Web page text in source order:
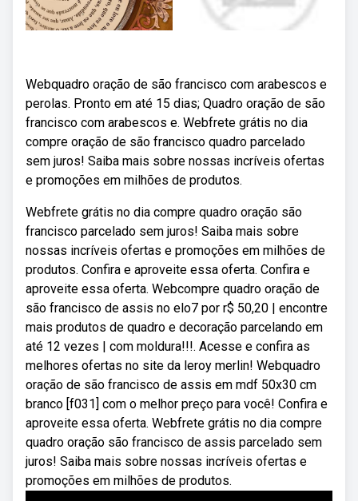
Webquadro oração de são francisco com arabescos e
perolas. Pronto em até 15 dias; Quadro oração de são
francisco com arabescos e. Webfrete grátis no dia
compre oração de são francisco quadro parcelado
sem juros! Saiba mais sobre nossas incríveis ofertas
e promoções em milhões de produtos.
Webfrete grátis no dia compre quadro oração são
francisco parcelado sem juros! Saiba mais sobre
nossas incríveis ofertas e promoções em milhões de
produtos. Confira e aproveite essa oferta. Confira e
aproveite essa oferta. Webcompre quadro oração de
são francisco de assis no elo7 por r$ 50,20 | encontre
mais produtos de quadro e decoração parcelando em
até 12 vezes | com moldura!!!. Acesse e confira as
melhores ofertas no site da leroy merlin! Webquadro
oração de são francisco de assis em mdf 50x30 cm
branco [f031] com o melhor preço para você! Confira e
aproveite essa oferta. Webfrete grátis no dia compre
quadro oração são francisco de assis parcelado sem
juros! Saiba mais sobre nossas incríveis ofertas e
promoções em milhões de produtos.